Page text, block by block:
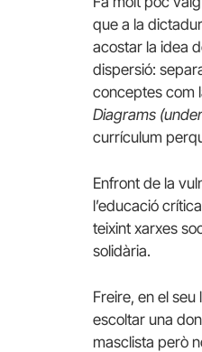
que a la
acostar la idea
dispersió:
conceptes com
Diagrams
currículum
Enfront de la
l’educació
teixint xarxes
solidària.
Freire, en el seu
escoltar una
masclista però